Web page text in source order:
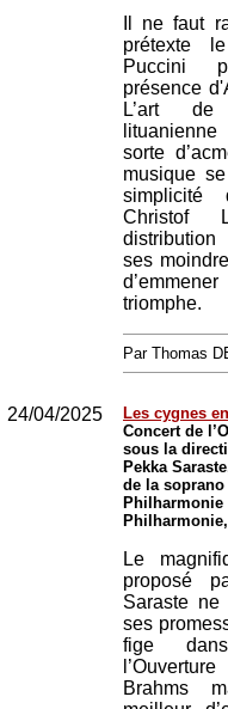
Il ne faut
prétexte
Puccini
présence
L’art
sorte
musique
Christof
ses
triomphe.
Par Thomas
24/04/2025
Les cygnes
Concert de
sous la
Pekka
de la
Philharmonie
Le
proposé
Saraste ne
ses
fige
Brahms